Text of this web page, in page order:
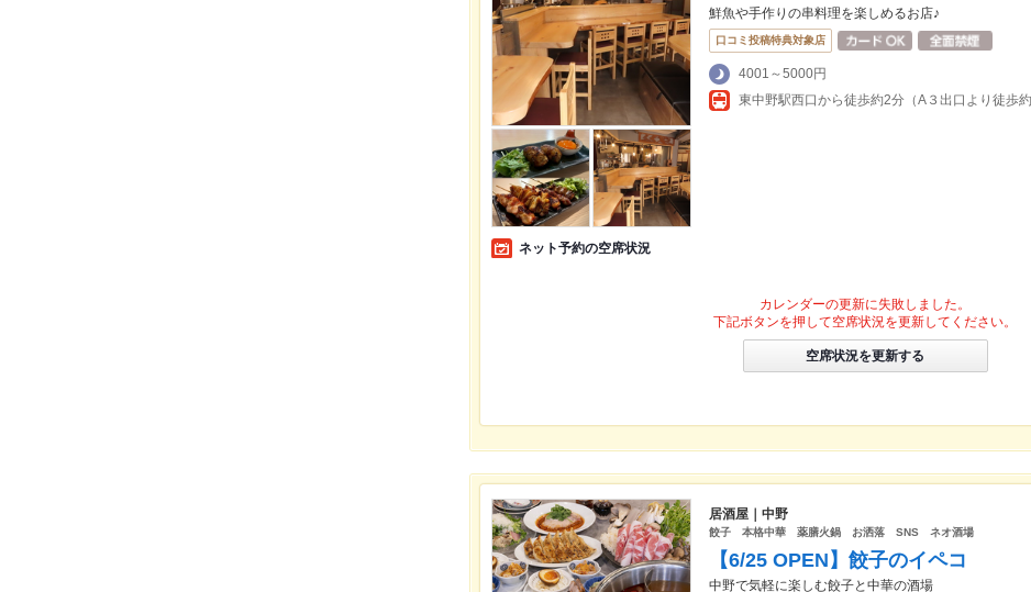
鮮魚や手作りの串料理を楽しめるお店♪
口コミ投稿特典対象店
4001～5000円
東中野駅西口から徒歩約2分（A３出口より徒歩
ネット予約の空席状況
カレンダーの更新に失敗しました。
下記ボタンを押して空席状況を更新してください。
空席状況を更新する
居酒屋｜中野
餃子 本格中華 薬膳火鍋 お洒落 SNS ネオ酒場
【6/25 OPEN】餃子のイペコ
中野で気軽に楽しむ餃子と中華の酒場